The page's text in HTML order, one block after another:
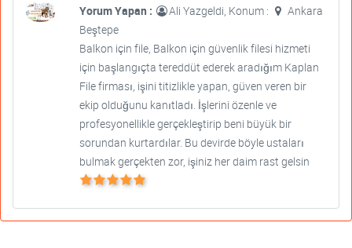
Yorum Yapan : Ali Yazgeldi, Konum :
Ankara
Beştepe
Balkon için file, Balkon için güvenlik filesi hizmeti
için başlangıçta tereddüt ederek aradığım Kaplan
File firması, işini titizlikle yapan, güven veren bir
ekip olduğunu kanıtladı. İşlerini özenle ve
profesyonellikle gerçekleştirip beni büyük bir
sorundan kurtardılar. Bu devirde böyle ustaları
bulmak gerçekten zor, işiniz her daim rast gelsin